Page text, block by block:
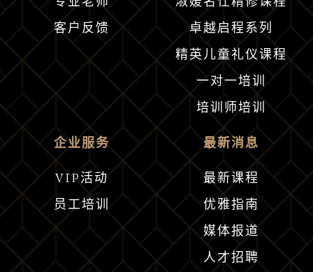
专业老师
客户反馈
淑媛名仕精修课程
卓越启程系列
精英儿童礼仪课程
一对一培训
培训师培训
企业服务
VIP活动
员工培训
最新消息
最新课程
优雅指南
媒体报道
人才招聘